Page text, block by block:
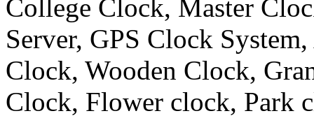
College Clock, Master
Server, GPS Clock
Clock, Wooden Clock,
Clock, Flower clock, Park